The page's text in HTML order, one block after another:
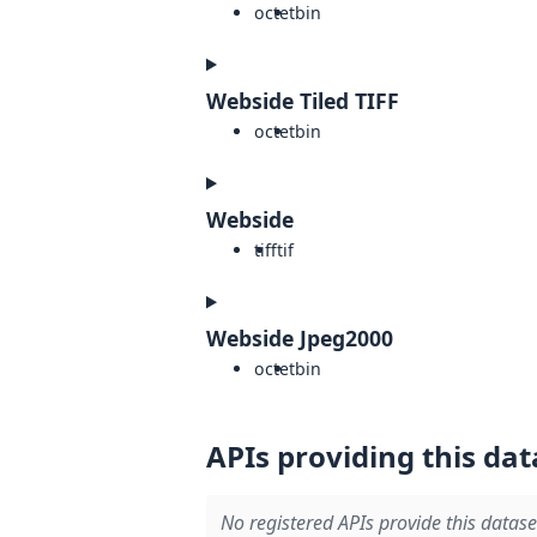
octetbin
Webside Tiled TIFF
octetbin
Webside
tifftif
Webside Jpeg2000
octetbin
APIs providing this
No registered APIs provide this